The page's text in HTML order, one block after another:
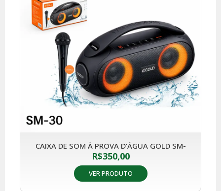
CAIXA DE SOM À PROVA D’ÁGUA GOLD SM-
R$350,00
VER PRODUTO